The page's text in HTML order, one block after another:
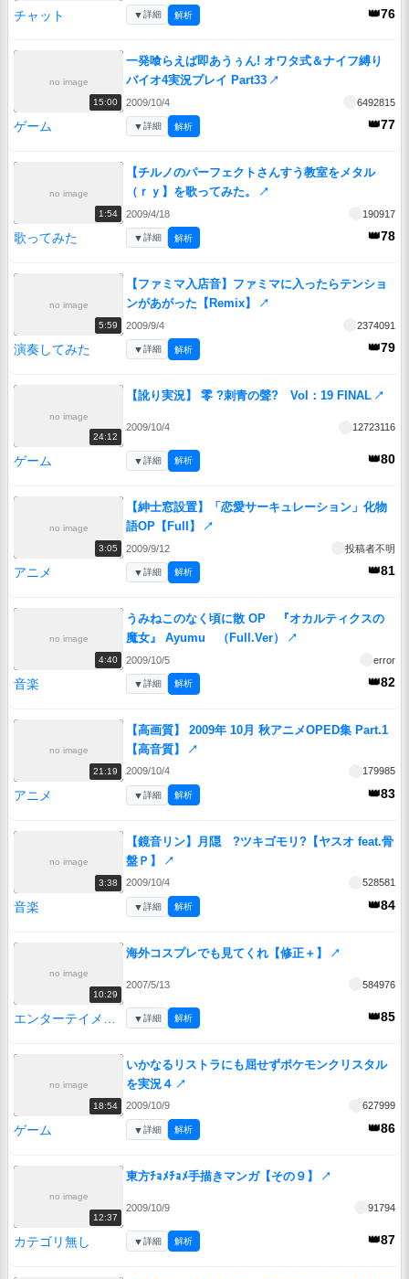
チャット 👑76
▼詳細 解析
no image
15:00
一発喰らえば即あうぅん! オワタ式＆ナイフ縛り
バイオ4実況プレイ Part33 ↗
2009/10/4 6492815
ゲーム 👑77
▼詳細 解析
no image
1:54
【チルノのパーフェクトさんすう教室をメタル
（ｒｙ】を歌ってみた。
↗
2009/4/18 190917
歌ってみた 👑78
▼詳細 解析
no image
5:59
【ファミマ入店音】ファミマに入ったらテンショ
ンがあがった【Remix】
↗
2009/9/4 2374091
演奏してみた 👑79
▼詳細 解析
no image
24:12
【訛り実況】 零 ?刺青の聲? Vol：19 FINAL ↗
2009/10/4 12723116
ゲーム 👑80
▼詳細 解析
no image
3:05
【紳士窓設置】「恋愛サーキュレーション」化物
語OP【FulI】
↗
2009/9/12 投稿者不明
アニメ 👑81
▼詳細 解析
no image
4:40
うみねこのなく頃に散 OP 『オカルティクスの
魔女』 Ayumu （Full.Ver）
↗
2009/10/5 error
音楽 👑82
▼詳細 解析
no image
21:19
【高画質】 2009年 10月 秋アニメOPED集 Part.1
【高音質】
↗
2009/10/4 179985
アニメ 👑83
▼詳細 解析
no image
3:38
【鏡音リン】月隠 ?ツキゴモリ?【ヤスオ feat.骨
盤Ｐ】
↗
2009/10/4 528581
音楽 👑84
▼詳細 解析
no image
10:29
海外コスプレでも見てくれ【修正＋】 ↗
2007/5/13 584976
👑85
▼詳細 解析
no image
18:54
いかなるリストラにも屈せずポケモンクリスタル
を実況４ ↗
2009/10/9 627999
ゲーム 👑86
▼詳細 解析
no image
12:37
東方ﾁｮﾒﾁｮﾒ手描きマンガ【その９】 ↗
2009/10/9 91794
カテゴリ無し 👑87
▼詳細 解析